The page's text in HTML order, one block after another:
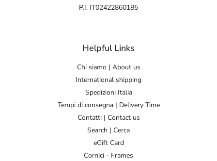
P.I. IT02422860185
Helpful Links
Chi siamo | About us
International shipping
Spedizioni Italia
Tempi di consegna | Delivery Time
Contatti | Contact us
Search | Cerca
eGift Card
Cornici - Frames